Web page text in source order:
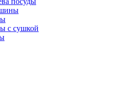
c сушкой